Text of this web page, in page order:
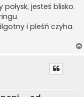
jesteś blisko.
i pleśń czyha.